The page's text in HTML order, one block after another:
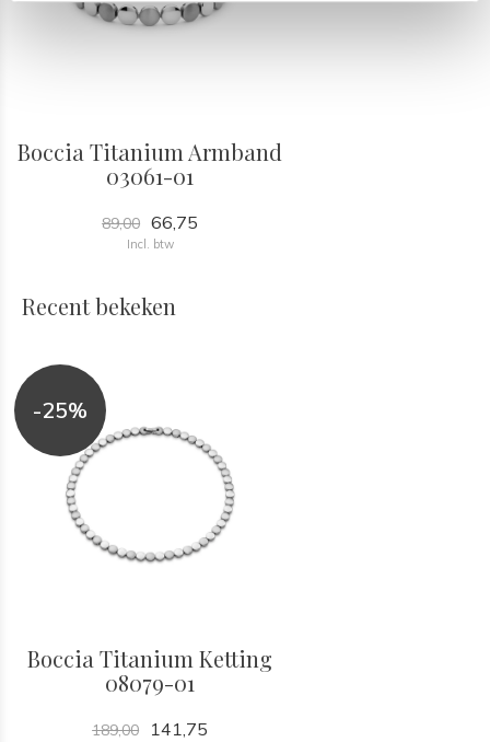
Boccia Titanium Armband
03061-01
89,00 66,75
Incl. btw
Recent bekeken
-25%
Boccia Titanium Ketting
08079-01
189,00 141,75